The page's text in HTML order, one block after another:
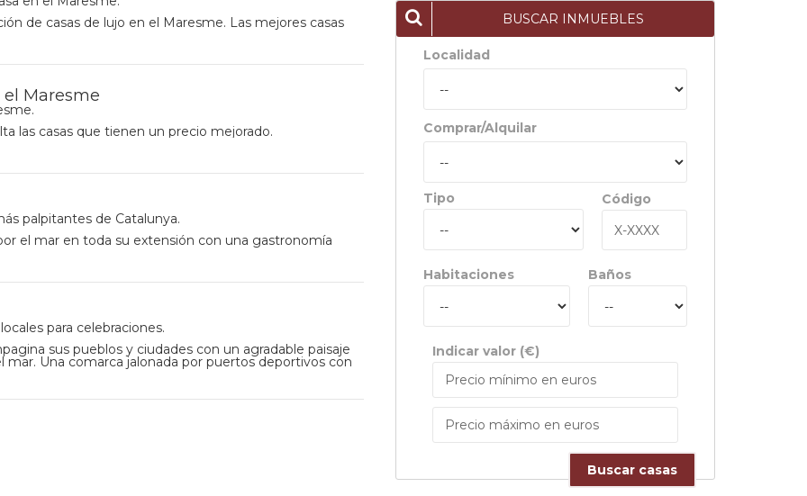
de casas de lujo en el Maresme. Las mejores casas
el Maresme
las casas que tienen un precio mejorado.
palpitantes de Catalunya.
el mar en toda su extensión con una gastronomía
para celebraciones.
sus pueblos y ciudades con un agradable paisaje
mar. Una comarca jalonada por puertos deportivos con
BUSCAR INMUEBLES
Localidad
Comprar/Alquilar
Tipo Código
Habitaciones Baños
Indicar valor (€)
Buscar casas